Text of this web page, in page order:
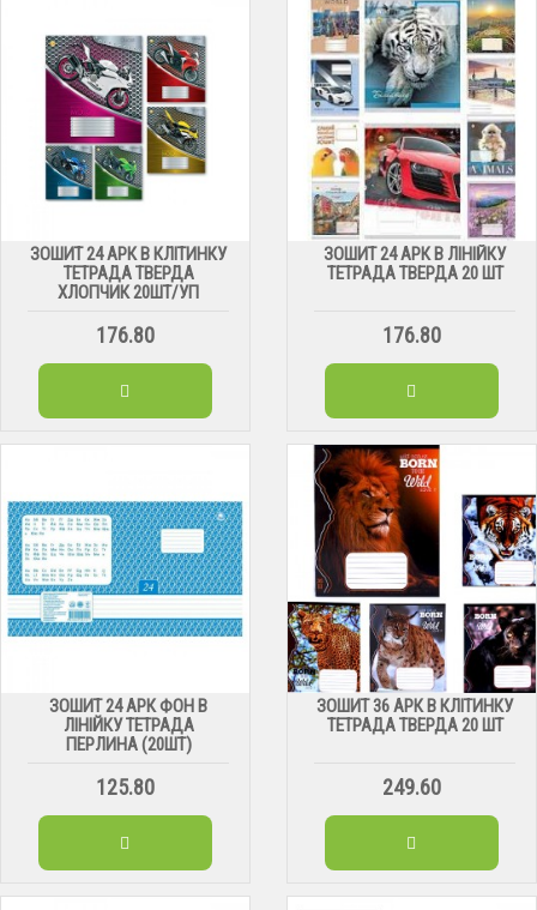
ЗОШИТ 24 АРК В КЛІТИНКУ
ТЕТРАДА ТВЕРДА
ХЛОПЧИК 20ШТ/УП
176.80
ЗОШИТ 24 АРК В ЛІНІЙКУ
ТЕТРАДА ТВЕРДА 20 ШТ
176.80
ЗОШИТ 24 АРК ФОН В
ЛІНІЙКУ ТЕТРАДА
ПЕРЛИНА (20ШТ)
125.80
ЗОШИТ 36 АРК В КЛІТИНКУ
ТЕТРАДА ТВЕРДА 20 ШТ
249.60